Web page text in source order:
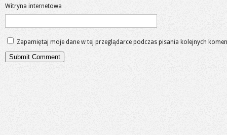
Witryna internetowa
Zapamiętaj moje dane w tej przeglądarce podczas pisania kolejnych